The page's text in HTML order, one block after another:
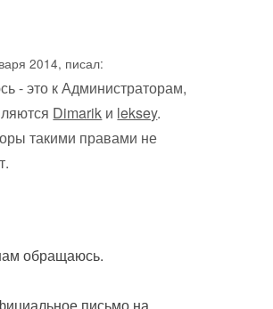
2014, писал:
- это к Администраторам,
Dimarik и leksey.
такими правами не
обращаюсь.